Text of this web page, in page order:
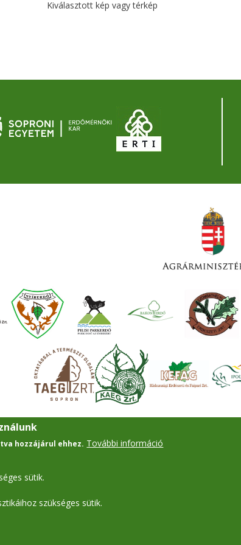
Kiválasztott kép vagy térkép
hozzájárul ehhez. További információ
sütik.
szükséges sütik.